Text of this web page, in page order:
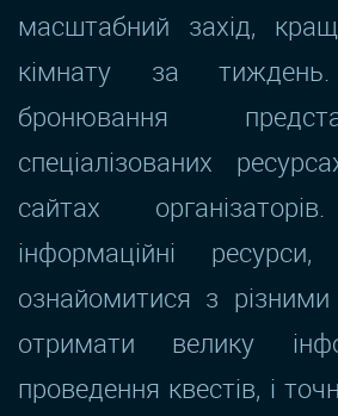
масштабний захід,
кімнату за
бронювання
спеціалізованих
сайтах
інформаційні
ознайомитися з різними
отримати велику
проведення квестів, і